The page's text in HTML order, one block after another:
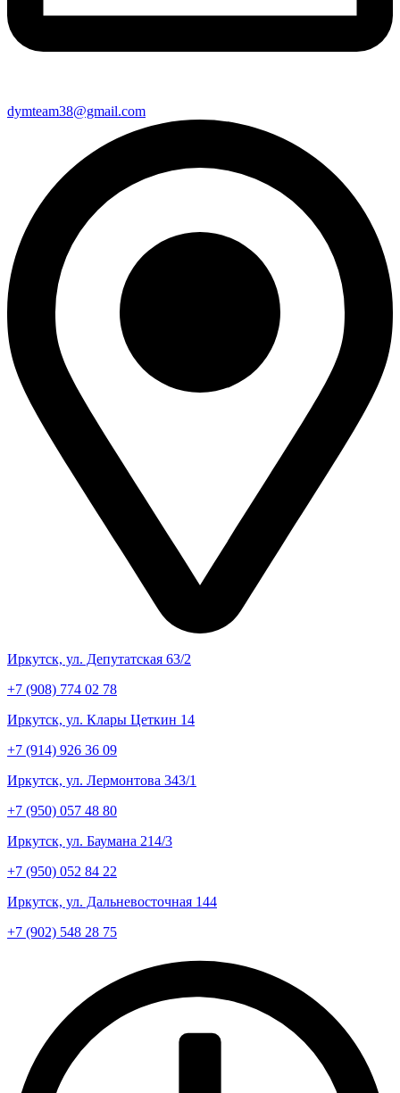
dymteam38@gmail.com
Иркутск, ул. Депутатская 63/2
+7 (908) 774 02 78
Иркутск, ул. Клары Цеткин 14
+7 (914) 926 36 09
Иркутск, ул. Лермонтова 343/1
+7 (950) 057 48 80
Иркутск, ул. Баумана 214/3
+7 (950) 052 84 22
Иркутск, ул. Дальневосточная 144
+7 (902) 548 28 75